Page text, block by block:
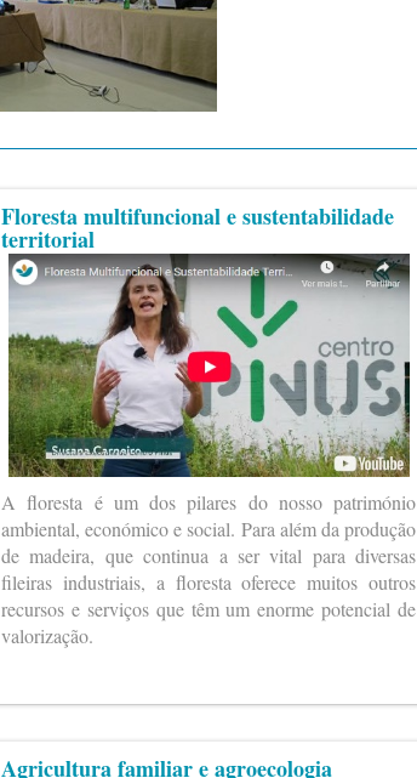
Floresta multifuncional e sustentabilidade
territorial
A floresta é um dos pilares do nosso património
ambiental, económico e social. Para além da produção
de madeira, que continua a ser vital para diversas
fileiras industriais, a floresta oferece muitos outros
recursos e serviços que têm um enorme potencial de
valorização.
Agricultura familiar e agroecologia